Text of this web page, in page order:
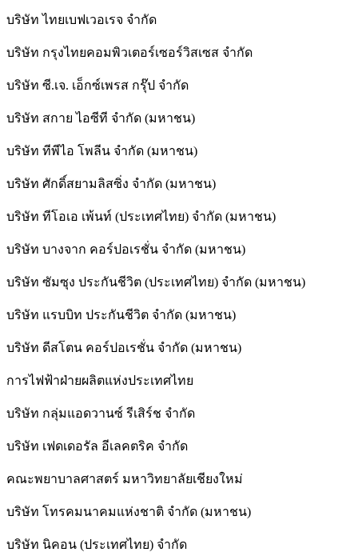
บริษัท ไทยเบฟเวอเรจ จำกัด
บริษัท กรุงไทยคอมพิวเตอร์เซอร์วิสเซส จำกัด
บริษัท ซี.เจ. เอ็กซ์เพรส กรุ๊ป จำกัด
บริษัท สกาย ไอซีที จำกัด (มหาชน)
บริษัท ทีพีไอ โพลีน จำกัด (มหาชน)
บริษัท ศักดิ์สยามลิสซิ่ง จำกัด (มหาชน)
บริษัท ทีโอเอ เพ้นท์ (ประเทศไทย) จำกัด (มหาชน)
บริษัท บางจาก คอร์ปอเรชั่น จำกัด (มหาชน)
บริษัท ซัมซุง ประกันชีวิต (ประเทศไทย) จำกัด (มหาชน)
บริษัท แรบบิท ประกันชีวิต จำกัด (มหาชน)
บริษัท ดีสโตน คอร์ปอเรชั่น จำกัด (มหาชน)
การไฟฟ้าฝ่ายผลิตแห่งประเทศไทย
บริษัท กลุ่มแอดวานซ์ รีเสิร์ช จำกัด
บริษัท เฟดเดอรัล อีเลคตริค จำกัด
คณะพยาบาลศาสตร์ มหาวิทยาลัยเชียงใหม่
บริษัท โทรคมนาคมแห่งชาติ จำกัด (มหาชน)
บริษัท นิคอน (ประเทศไทย) จำกัด